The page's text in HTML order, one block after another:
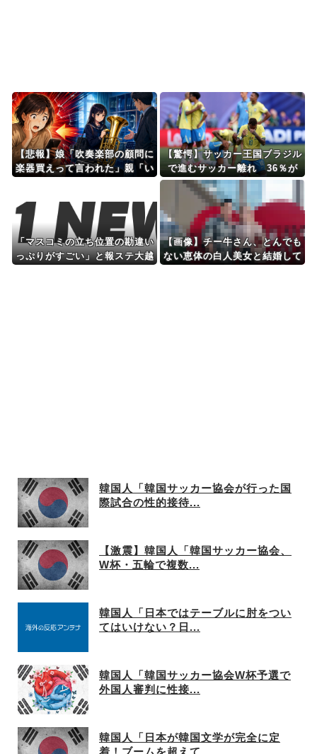
Powered by livedoor 相互RSS
【悲報】娘「吹奏楽部の顧問に
楽器買えって言われた」親「い
【驚愕】サッカー王国ブラジル
で進むサッカー離れ 36％が
「関心なし」
「マスコミの立ち位置の勘違い
っぷりがすごい」と報ステ大越
【画像】チー牛さん、とんでも
ない恵体の白人美女と結婚して
韓国人「韓国サッカー協会が行った国
際試合の性的接待...
【激震】韓国人「韓国サッカー協会、
W杯・五輪で複数...
韓国人「日本ではテーブルに肘をつい
てはいけない？日...
韓国人「韓国サッカー協会W杯予選で
外国人審判に性接...
韓国人「日本が韓国文学が完全に定